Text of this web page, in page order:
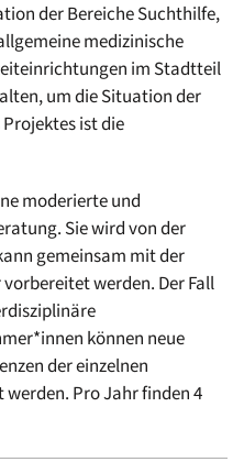
der Bereiche Suchthilfe,
medizinische
im Stadtteil
um die Situation der
Projektes ist die
moderierte und
Sie wird von der
gemeinsam mit der
werden. Der Fall
können neue
der einzelnen
Pro Jahr finden 4